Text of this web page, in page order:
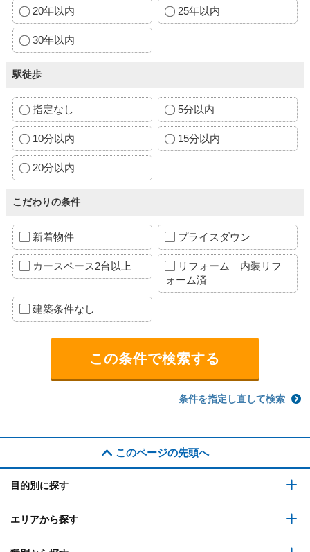
20年以内 25年以内
30年以内
駅徒歩
指定なし 5分以内
10分以内 15分以内
20分以内
こだわりの条件
新着物件 プライスダウン
カースペース2台以上
リフォーム 内装リフ
ォーム済
建築条件なし
条件を指定し直して検索
このページの先頭へ
目的別に探す
エリアから探す